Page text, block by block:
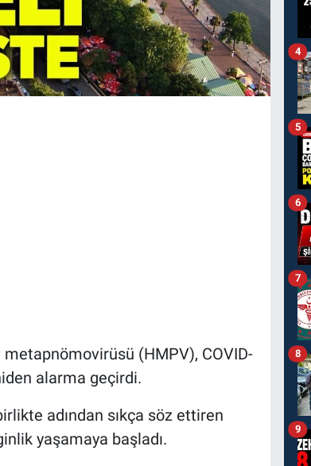
metapnömovirüsü (HMPV), COVID-
alarma geçirdi.
adından sıkça söz ettiren
yaşamaya başladı.
4
5
6
7
8
9